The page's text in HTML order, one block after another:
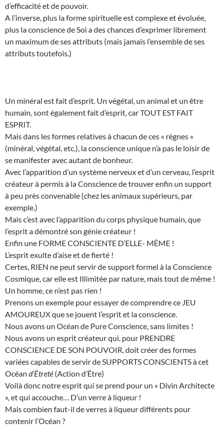
d’efficacité et de pouvoir.
A l’inverse, plus la forme spirituelle est complexe et évoluée,
plus la conscience de Soi a des chances d’exprimer librement
un maximum de ses attributs (mais jamais l’ensemble de ses
attributs toutefois.)
Un minéral est fait d’esprit. Un végétal, un animal et un être
humain, sont également fait d’esprit, car TOUT EST FAIT
ESPRIT.
Mais dans les formes relatives à chacun de ces « règnes »
(minéral, végétal, etc.), la conscience unique n’a pas le loisir de
se manifester avec autant de bonheur.
Avec l’apparition d’un système nerveux et d’un cerveau, l’esprit
créateur à permis à la Conscience de trouver enfin un support
à peu près convenable (chez les animaux supérieurs, par
exemple.)
Mais c’est avec l’apparition du corps physique humain, que
l’esprit a démontré son génie créateur !
Enfin une FORME CONSCIENTE D’ELLE- MÊME !
L’esprit exulte d’aise et de fierté !
Certes, RIEN ne peut servir de support formel à la Conscience
Cosmique, car elle est Illimitée par nature, mais tout de même !
Un homme, ce n’est pas rien !
Prenons un exemple pour essayer de comprendre ce JEU
AMOUREUX que se jouent l’esprit et la conscience.
Nous avons un Océan de Pure Conscience, sans limites !
Nous avons un esprit créateur qui, pour PRENDRE
CONSCIENCE DE SON POUVOIR, doit créer des formes
variées capables de servir de SUPPORTS CONSCIENTS à cet
Océan d’Êtreté (Action d’Être)
Voilà donc notre esprit qui se prend pour un « Divin Architecte
», et qui accouche… D’un verre à liqueur !
Mais combien faut-il de verres à liqueur différents pour
contenir l’Océan ?